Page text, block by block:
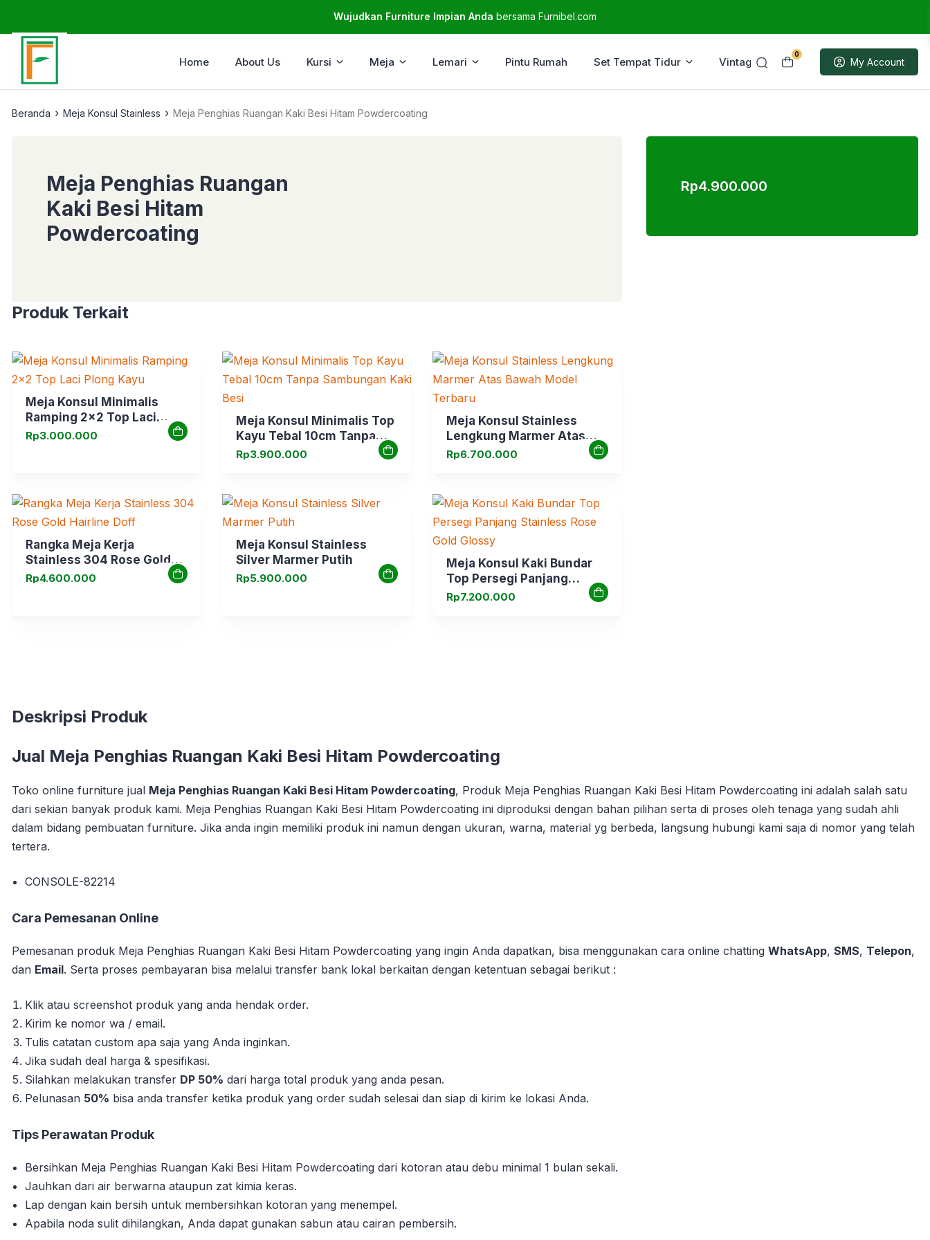
Wujudkan Furniture Impian Anda bersama Furnibel.com
0
My Account
Home About Us Kursi Meja Lemari Pintu Rumah Set Tempat Tidur Vintage Sample
Beranda › Meja Konsul Stainless › Meja Penghias Ruangan Kaki Besi Hitam Powdercoating
Meja Penghias Ruangan
Kaki Besi Hitam
Powdercoating
Produk Terkait
Meja Konsul Minimalis
Ramping 2×2 Top Laci
Plong Kayu
Rp3.000.000
Meja Konsul Minimalis Top
Kayu Tebal 10cm Tanpa
Sambungan Kaki Besi
Rp3.900.000
Meja Konsul Stainless
Lengkung Marmer Atas
Bawah Model Terbaru
Rp6.700.000
Rangka Meja Kerja
Stainless 304 Rose Gold
Hairline Doff
Rp4.600.000
Meja Konsul Stainless
Silver Marmer Putih
Rp5.900.000
Meja Konsul Kaki Bundar
Top Persegi Panjang
Stainless Rose Gold Glossy
Rp7.200.000
Rp4.900.000
Deskripsi Produk
Jual Meja Penghias Ruangan Kaki Besi Hitam Powdercoating
Toko online furniture jual Meja Penghias Ruangan Kaki Besi Hitam Powdercoating, Produk Meja Penghias Ruangan Kaki Besi Hitam Powdercoating ini adalah salah satu
dari sekian banyak produk kami. Meja Penghias Ruangan Kaki Besi Hitam Powdercoating ini diproduksi dengan bahan pilihan serta di proses oleh tenaga yang sudah ahli
dalam bidang pembuatan furniture. Jika anda ingin memiliki produk ini namun dengan ukuran, warna, material yg berbeda, langsung hubungi kami saja di nomor yang telah
tertera.
CONSOLE-82214
Cara Pemesanan Online
Pemesanan produk Meja Penghias Ruangan Kaki Besi Hitam Powdercoating yang ingin Anda dapatkan, bisa menggunakan cara online chatting WhatsApp, SMS, Telepon,
dan Email. Serta proses pembayaran bisa melalui transfer bank lokal berkaitan dengan ketentuan sebagai berikut :
Klik atau screenshot produk yang anda hendak order.
Kirim ke nomor wa / email.
Tulis catatan custom apa saja yang Anda inginkan.
Jika sudah deal harga & spesifikasi.
Silahkan melakukan transfer DP 50% dari harga total produk yang anda pesan.
Pelunasan 50% bisa anda transfer ketika produk yang order sudah selesai dan siap di kirim ke lokasi Anda.
Tips Perawatan Produk
Bersihkan Meja Penghias Ruangan Kaki Besi Hitam Powdercoating dari kotoran atau debu minimal 1 bulan sekali.
Jauhkan dari air berwarna ataupun zat kimia keras.
Lap dengan kain bersih untuk membersihkan kotoran yang menempel.
Apabila noda sulit dihilangkan, Anda dapat gunakan sabun atau cairan pembersih.